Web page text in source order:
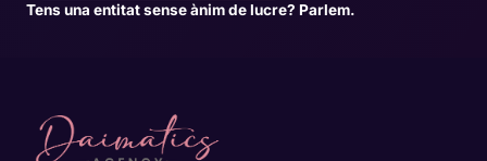
Tens una entitat sense ànim de lucre? Parlem.